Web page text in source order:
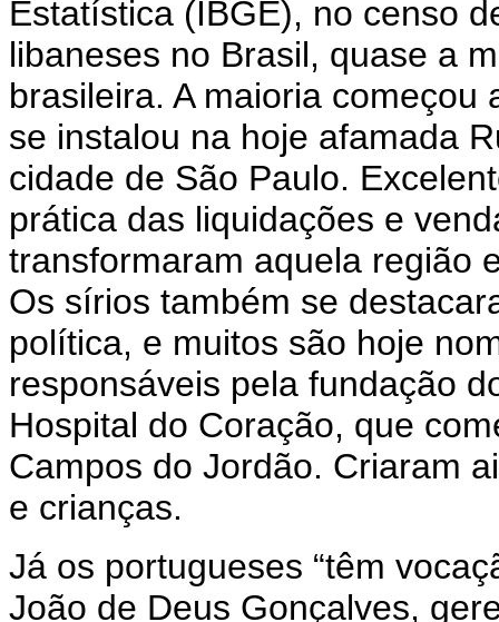
Estatística (IBGE), no censo
libaneses no Brasil, quase a
brasileira. A maioria
se instalou na hoje afamada
cidade de São Paulo.
prática das liquidações e
transformaram aquela região
Os sírios também se
política, e muitos são hoje
responsáveis pela fundação
Hospital do Coração, que
Campos do Jordão. Criaram
e crianças.
Já os portugueses “têm
João de Deus Gonçalves,